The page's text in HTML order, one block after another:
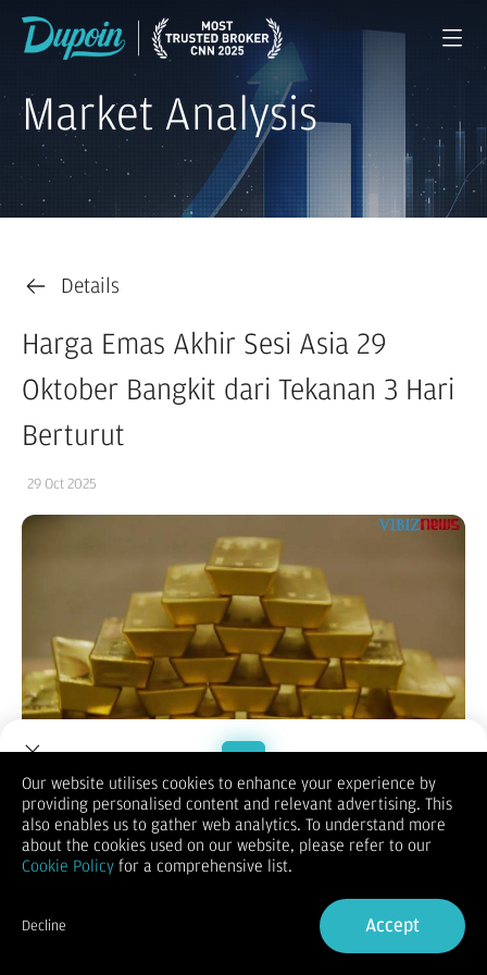
Market Analysis
Details
Harga Emas Akhir Sesi Asia 29
Oktober Bangkit dari Tekanan 3 Hari
Berturut
29 Oct 2025
(Vibiznews – Commodity) – Harga emas dunia bangkit dari
tekanan selama 3 hari berturut pada akhir perdagangan
komoditas sesi Asia hari Rabu (29/10/2025) karena perhatian
beralih ke penurunan suku bunga Federal Reserve pada
malam nanti.
di tengah rebound dolar AS dengan pasar memperkirakan
akan terjadi penurunan suku bunga Fed lagi pada pertemuan
terakhir mereka tahun ini di bulan Desember.
Welcome to Dupoin.
Trade with a Trusted Broker
Sign in
Our website utilises cookies to enhance your experience by
providing personalised content and relevant advertising. This
also enables us to gather web analytics. To understand more
about the cookies used on our website, please refer to our
Cookie Policy for a comprehensive list.
Decline Accept